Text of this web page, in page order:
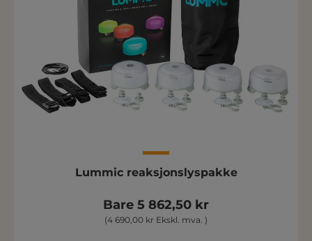
Lummic reaksjonslyspakke
Bare 5 862,50 kr
(4 690,00 kr Ekskl. mva. )